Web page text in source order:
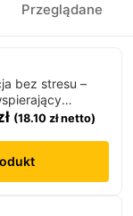
Przeglądane
bez stresu –
start dziecka w
(18.10 złnetto)